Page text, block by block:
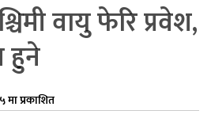
वायु फेरि प्रवेश,
हुने
प्रकाशित